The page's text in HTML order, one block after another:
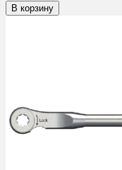
В корзину